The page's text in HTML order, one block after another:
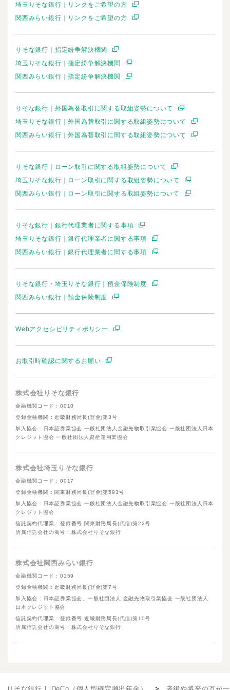
埼玉りそな銀行｜リンクをご希望の方
関西みらい銀行｜リンクをご希望の方
りそな銀行｜指定紛争解決機関
埼玉りそな銀行｜指定紛争解決機関
関西みらい銀行｜指定紛争解決機関
りそな銀行｜外国為替取引に関する取組姿勢について
埼玉りそな銀行｜外国為替取引に関する取組姿勢について
関西みらい銀行｜外国為替取引に関する取組姿勢について
りそな銀行｜ローン取引に関する取組姿勢について
埼玉りそな銀行｜ローン取引に関する取組姿勢について
関西みらい銀行｜ローン取引に関する取組姿勢について
りそな銀行｜銀行代理業者に関する事項
埼玉りそな銀行｜銀行代理業者に関する事項
関西みらい銀行｜銀行代理業者に関する事項
りそな銀行・埼玉りそな銀行｜預金保険制度
関西みらい銀行｜預金保険制度
Webアクセシビリティポリシー
お取引時確認に関するお願い
株式会社りそな銀行
金融機関コード : 0010
登録金融機関 : 近畿財務局長(登金)第3号
加入協会 : 日本証券業協会 一般社団法人金融先物取引業協会 一般社団法人日本
クレジット協会 一般社団法人資産運用業協会
株式会社埼玉りそな銀行
金融機関コード : 0017
登録金融機関 : 関東財務局長(登金)第593号
加入協会 : 日本証券業協会 一般社団法人金融先物取引業協会 一般社団法人日本
クレジット協会
信託契約代理業 : 登録番号 関東財務局長(代信)第22号
所属信託会社の商号 : 株式会社りそな銀行
株式会社関西みらい銀行
金融機関コード : 0159
登録金融機関 : 近畿財務局長(登金)第7号
加入協会 : 日本証券業協会、一般社団法人 金融先物取引業協会 一般社団法人
日本クレジット協会
信託契約代理業 : 登録番号 近畿財務局長(代信)第10号
所属信託会社の商号 : 株式会社りそな銀行